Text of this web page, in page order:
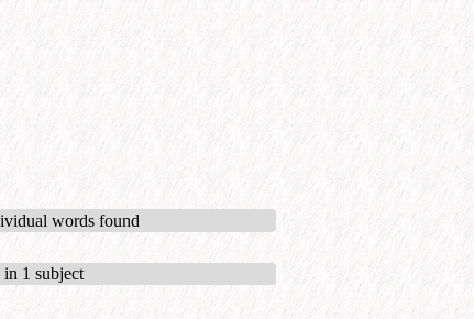
words found
in 1 subject